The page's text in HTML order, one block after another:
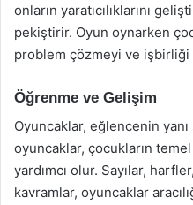
onların yaratıcılıklarını
pekiştirir. Oyun oynarken
problem çözmeyi ve işbirliği
Öğrenme ve Gelişim
Oyuncaklar, eğlencenin yanı
oyuncaklar, çocukların
yardımcı olur. Sayılar,
kavramlar, oyuncaklar